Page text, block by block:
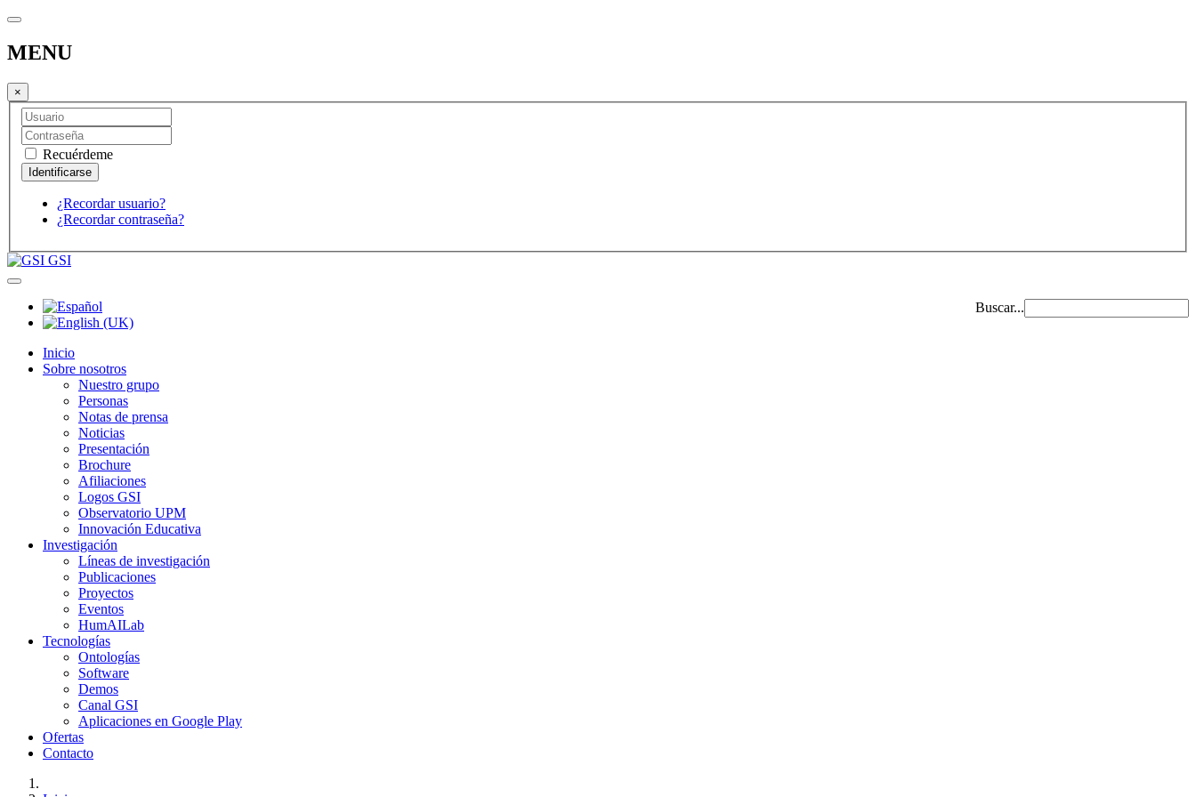
MENU
×
Recuérdeme
¿Recordar usuario?
¿Recordar contraseña?
GSI
Buscar...
Inicio
Sobre nosotros
Nuestro grupo
Personas
Notas de prensa
Noticias
Presentación
Brochure
Afiliaciones
Logos GSI
Observatorio UPM
Innovación Educativa
Investigación
Líneas de investigación
Publicaciones
Proyectos
Eventos
HumAILab
Tecnologías
Ontologías
Software
Demos
Canal GSI
Aplicaciones en Google Play
Ofertas
Contacto